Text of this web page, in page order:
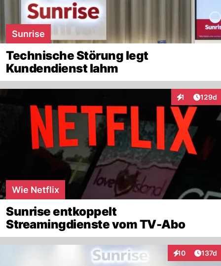
Sunrise
Technische Störung legt
Kundendienst lahm
1
Interaktionen
129d
Wie Netflix
Sunrise entkoppelt
Streamingdienste vom TV-Abo
10
Interaktionen
137d